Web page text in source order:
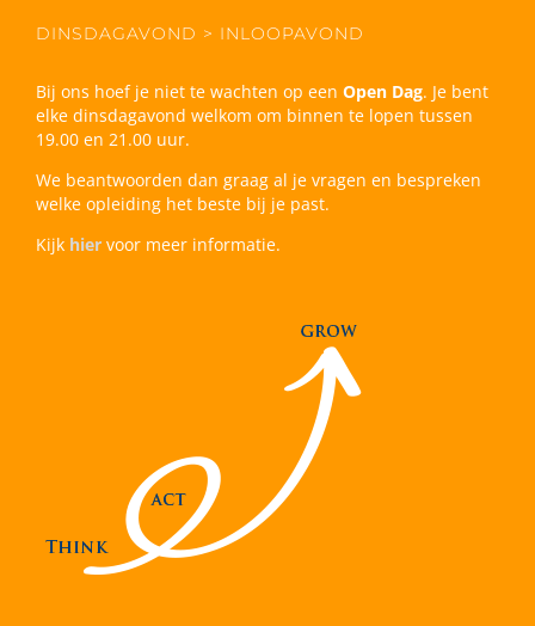
DINSDAGAVOND > INLOOPAVOND
Bij ons hoef je niet te wachten op een Open Dag. Je bent
elke dinsdagavond welkom om binnen te lopen tussen
19.00 en 21.00 uur.
We beantwoorden dan graag al je vragen en bespreken
welke opleiding het beste bij je past.
Kijk hier voor meer informatie.